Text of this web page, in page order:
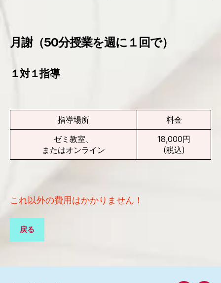
月謝（50分授業を週に１回で）
１対１指導
指導場所
料金
ゼミ教室、
またはオンライン
18,000円
(税込)
これ以外の費用はかかりません！
戻る